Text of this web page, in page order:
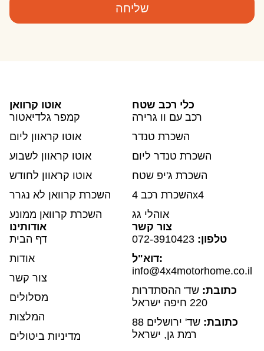
שליחה
אוטו קרוואן
קמפר גלדיאטור
אוטו קראוון ליום
אוטו קראוון לשבוע
אוטו קראוון לחודש
השכרת קרוואן לא נגרר
השכרת קרוואן ממונע
כלי רכב שטח
רכב עם וו גרירה
השכרת טנדר
השכרת טנדר ליום
השכרת ג'יפ שטח
השכרת רכב 4x4
אוהלי גג
אודותינו
דף הבית
אודות
צור קשר
מסלולים
המלצות
מדיניות ביטולים
צור קשר
טלפון:
דוא"ל:
info@4x4motorhome.co.il
כתובת: שד' ההסתדרות
220 חיפה ישראל
כתובת:
שד' ירושלים 88
רמת גן, ישראל